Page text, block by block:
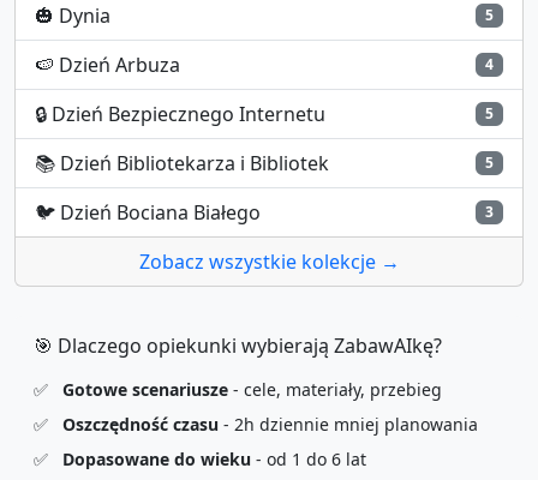
🎃 Dynia 5
🍉 Dzień Arbuza 4
🔒 Dzień Bezpiecznego Internetu 5
📚 Dzień Bibliotekarza i Bibliotek 5
🐦 Dzień Bociana Białego 3
Zobacz wszystkie kolekcje →
🎯 Dlaczego opiekunki wybierają ZabawAIkę?
✅ Gotowe scenariusze - cele, materiały, przebieg
✅
Oszczędność czasu - 2h dziennie mniej planowania
✅
Dopasowane do wieku - od 1 do 6 lat